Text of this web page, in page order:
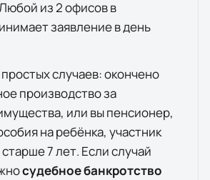
из 2офисовв
заявление в день
случаев: окончено
производство за
или вы пенсионер,
на ребёнка, участник
7 лет. Если случай
судебное банкротство